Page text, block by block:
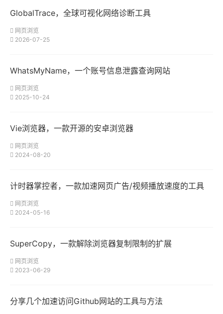
GlobalTrace，全球可视化网络诊断工具
网页浏览
2026-07-25
WhatsMyName，一个账号信息泄露查询网站
网页浏览
2025-10-24
Vie浏览器，一款开源的安卓浏览器
网页浏览
2024-08-20
计时器掌控者，一款加速网页广告/视频播放速度的工具
网页浏览
2024-05-16
SuperCopy，一款解除浏览器复制限制的扩展
网页浏览
2023-06-29
分享几个加速访问Github网站的工具与方法